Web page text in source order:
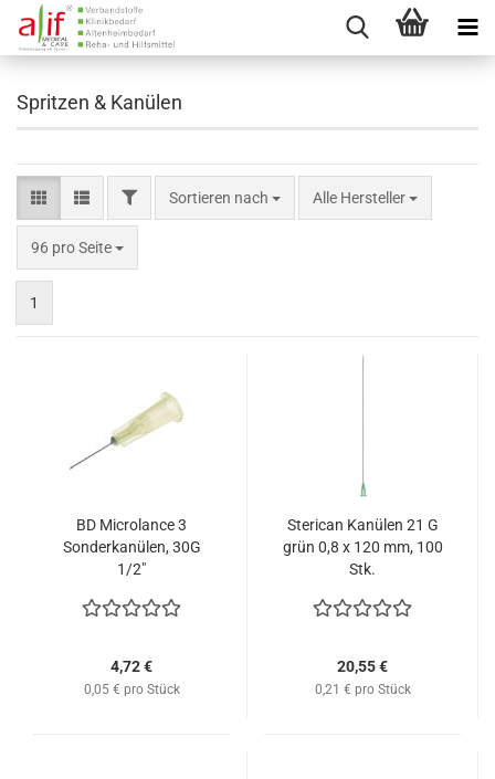
Spritzen & Kanülen
FILTERSortieren nach
Sortieren nach Alle Hersteller
96 pro Seite
pro Seite
1
BD Microlance 3
Sonderkanülen, 30G
1/2"
4,72 €
0,05 € pro Stück
Sterican Kanülen 21 G
grün 0,8 x 120 mm, 100
Stk.
20,55 €
0,21 € pro Stück